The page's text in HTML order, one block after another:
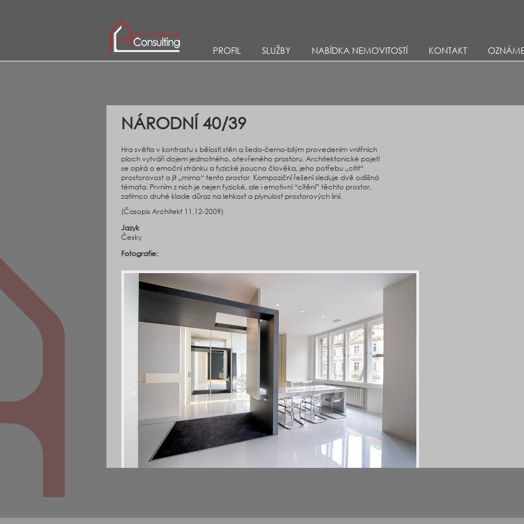
PROFIL SLUŽBY NABÍDKA NEMOVITOSTÍ KONTAKT
NÁRODNÍ 40/39
Hra světla v kontrastu s bělostí stěn a šedo-černo-bílým provedením vnitřních
ploch vytváří dojem jednotného, otevřeného prostoru. Architektonické pojetí
se opírá o emoční stránku a fyzické jsoucno člověka, jeho potřebu „cítit“
prostorovost a jít „mimo“ tento prostor. Kompoziční řešení sleduje dvě odlišná
témata. Prvním z nich je nejen fyzické, ale i emotivní “cítění” těchto prostor,
zatímco druhé klade důraz na lehkost a plynulost prostorových linií.
(Časopis Architekt 11.12-2009)
Jazyk
Česky
Fotografie:
Bytový dům